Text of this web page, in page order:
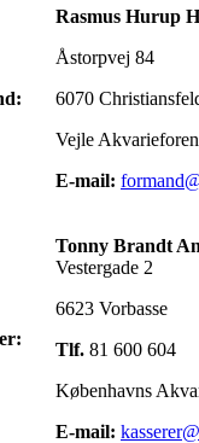
Rasmus Hurup
Åstorpvej 84
6070
Vejle
E-mail:
Tonny Brandt
Vestergade 2
6623 Vorbasse
Tlf. 81 600 604
Københavns
E-mail: